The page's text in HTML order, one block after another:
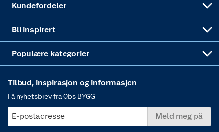
Kundefordeler
Bli inspirert
Populære kategorier
Tilbud, inspirasjon og informasjon
Få nyhetsbrev fra Obs BYGG
E-postadresse Meld meg på